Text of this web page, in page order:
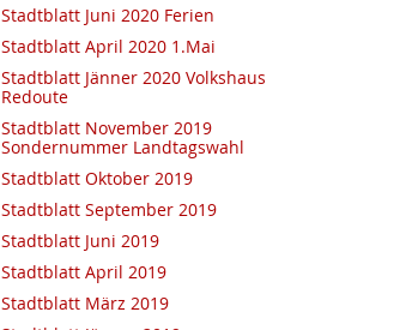
Stadtblatt Juni 2020 Ferien
Stadtblatt April 2020 1.Mai
Stadtblatt Jänner 2020 Volkshaus
Redoute
Stadtblatt November 2019
Sondernummer Landtagswahl
Stadtblatt Oktober 2019
Stadtblatt September 2019
Stadtblatt Juni 2019
Stadtblatt April 2019
Stadtblatt März 2019